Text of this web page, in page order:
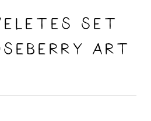
set
Art